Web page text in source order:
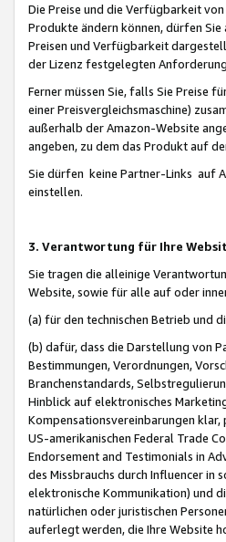
Die Preise und die Verfügbarkeit
Produkte ändern können, dürfen Sie
Preisen und Verfügbarkeit
der Lizenz festgelegten
Ferner müssen Sie, falls Sie Preise
einer Preisvergleichsmaschine)
außerhalb der Amazon-Website
angeben, zu dem das Produkt auf
Sie dürfen keine Partner-Links auf
einstellen.
3. Verantwortung für Ihre
Sie tragen die alleinige
Website, sowie für alle auf oder
(a) für den technischen Betrieb und
(b) dafür, dass die Darstellung von
Bestimmungen, Verordnungen,
Branchenstandards,
Hinblick auf elektronisches
Kompensationsvereinbarungen
US-amerikanischen Federal Trade
Endorsement and Testimonials in
des Missbrauchs durch Influencer
elektronische Kommunikation) und
natürlichen oder juristischen
auferlegt werden, die Ihre Website